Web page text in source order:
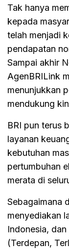
Tak hanya
kepada
telah menjadi
pendapatan
Sampai akhir
AgenBRILink
menunjukkan
mendukung
BRI pun terus
layanan
kebutuhan
pertumbuhan
merata di
Sebagaimana
menyediakan
Indonesia,
(Terdepan,